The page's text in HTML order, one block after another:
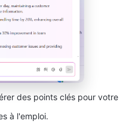
des points clés pour votre
à l'emploi.